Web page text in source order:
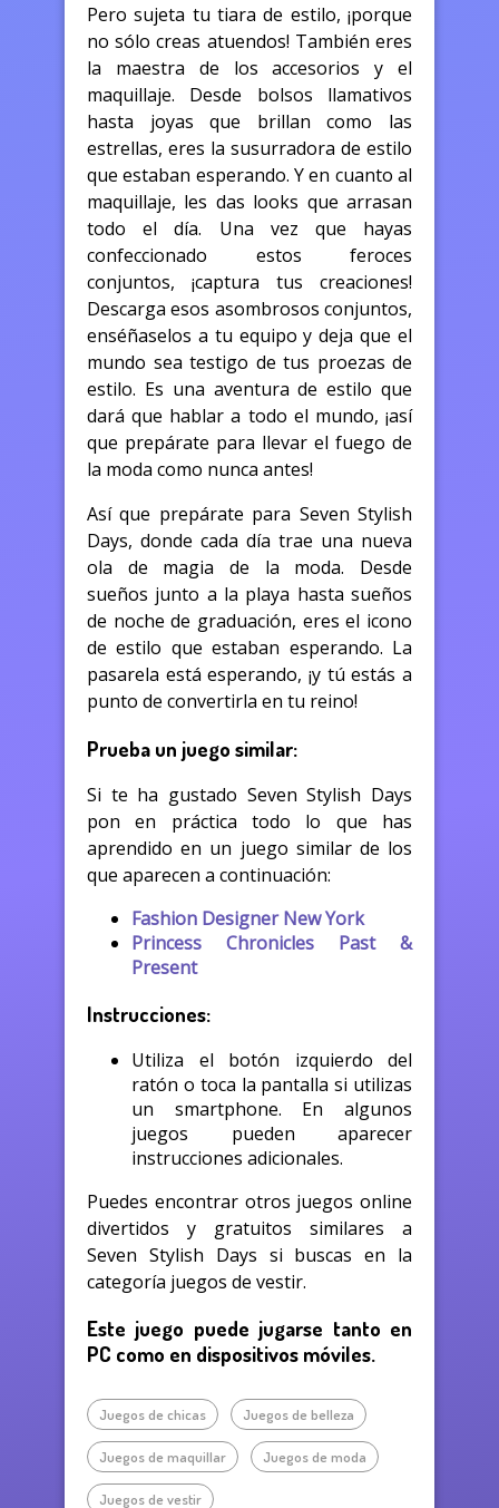
Pero sujeta tu tiara de estilo, ¡porque
no sólo creas atuendos! También eres
la maestra de los accesorios y el
maquillaje. Desde bolsos llamativos
hasta joyas que brillan como las
estrellas, eres la susurradora de estilo
que estaban esperando. Y en cuanto al
maquillaje, les das looks que arrasan
todo el día. Una vez que hayas
confeccionado estos feroces
conjuntos, ¡captura tus creaciones!
Descarga esos asombrosos conjuntos,
enséñaselos a tu equipo y deja que el
mundo sea testigo de tus proezas de
estilo. Es una aventura de estilo que
dará que hablar a todo el mundo, ¡así
que prepárate para llevar el fuego de
la moda como nunca antes!
Así que prepárate para Seven Stylish
Days, donde cada día trae una nueva
ola de magia de la moda. Desde
sueños junto a la playa hasta sueños
de noche de graduación, eres el icono
de estilo que estaban esperando. La
pasarela está esperando, ¡y tú estás a
punto de convertirla en tu reino!
Prueba un juego similar:
Si te ha gustado Seven Stylish Days
pon en práctica todo lo que has
aprendido en un juego similar de los
que aparecen a continuación:
Fashion Designer New York
Princess Chronicles Past &
Present
Instrucciones:
Utiliza el botón izquierdo del
ratón o toca la pantalla si utilizas
un smartphone. En algunos
juegos pueden aparecer
instrucciones adicionales.
Puedes encontrar otros juegos online
divertidos y gratuitos similares a
Seven Stylish Days si buscas en la
categoría juegos de vestir.
Este juego puede jugarse tanto en
PC como en dispositivos móviles.
Juegos de chicas Juegos de belleza
Juegos de maquillar Juegos de moda
Juegos de vestir